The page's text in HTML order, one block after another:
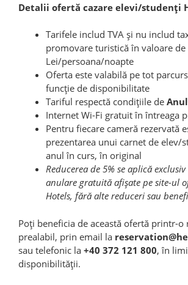
Detalii ofertă cazare elevi/studenți
Tarifele includ TVA și nu includ
promovare turistică în valoare de
Lei/persoana/noapte
Oferta este valabilă pe tot
funcție de disponibilitate
Tariful respectă condițiile de
Internet Wi-Fi gratuit în întreaga
Pentru fiecare cameră rezervată
prezentarea unui carnet de elev/
anul în curs, în original
Reducerea de 5% se aplică
anulare gratuită afișate pe site-ul
Hotels, fără alte reduceri sau
Poți beneficia de această ofertă printr-o
prealabil, prin email la
sau telefonic la +40 372 121 800, în
disponibilității.